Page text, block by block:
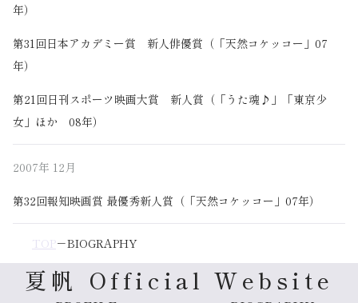
年）
第31回日本アカデミー賞 新人俳優賞（「天然コケッコー」07
年）
第21回日刊スポーツ映画大賞 新人賞（「うた魂♪」「東京少
女」ほか 08年）
2007年 12月
第32回報知映画賞 最優秀新人賞（「天然コケッコー」07年）
TOP BIOGRAPHY
夏帆 Official Website